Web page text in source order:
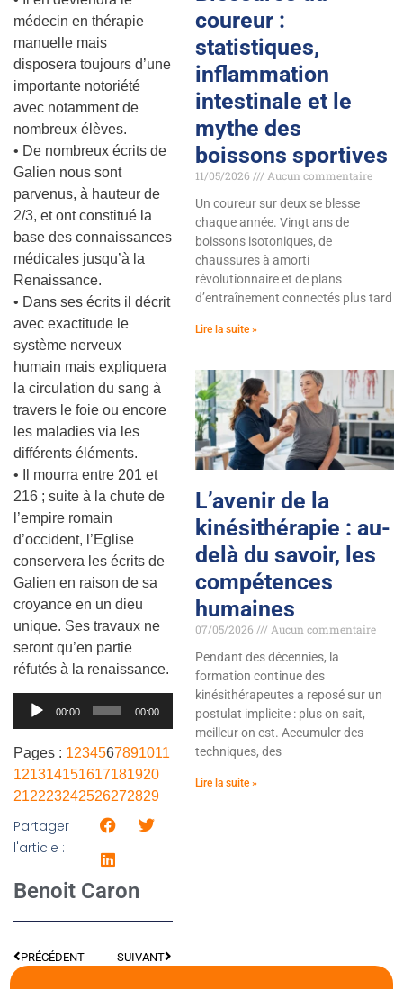
médecin en thérapie
manuelle mais
disposera toujours d’une
importante notoriété
avec notamment de
nombreux élèves.
• De nombreux écrits de
Galien nous sont
parvenus, à hauteur de
2/3, et ont constitué la
base des connaissances
médicales jusqu’à la
Renaissance.
• Dans ses écrits il décrit
avec exactitude le
système nerveux
humain mais expliquera
la circulation du sang à
travers le foie ou encore
les maladies via les
différents éléments.
• Il mourra entre 201 et
216 ; suite à la chute de
l’empire romain
d’occident, l’Eglise
conservera les écrits de
Galien en raison de sa
croyance en un dieu
unique. Ses travaux ne
seront qu’en partie
réfutés à la renaissance.
Lecteur
00:00 00:00
Pages : 1234567891011
121314151617181920
212223242526272829
Partager
l'article :
Benoit Caron
PRÉCÉDENT SUIVANT
coureur :
statistiques,
inflammation
intestinale et le
mythe des
boissons sportives
11/05/2026
Aucun commentaire
Un coureur sur deux se blesse
chaque année. Vingt ans de
boissons isotoniques, de
chaussures à amorti
révolutionnaire et de plans
d’entraînement connectés plus tard
Lire la suite »
L’avenir de la
kinésithérapie : au-
delà du savoir, les
compétences
humaines
07/05/2026
Aucun commentaire
Pendant des décennies, la
formation continue des
kinésithérapeutes a reposé sur un
postulat implicite : plus on sait,
meilleur on est. Accumuler des
techniques, des
Lire la suite »